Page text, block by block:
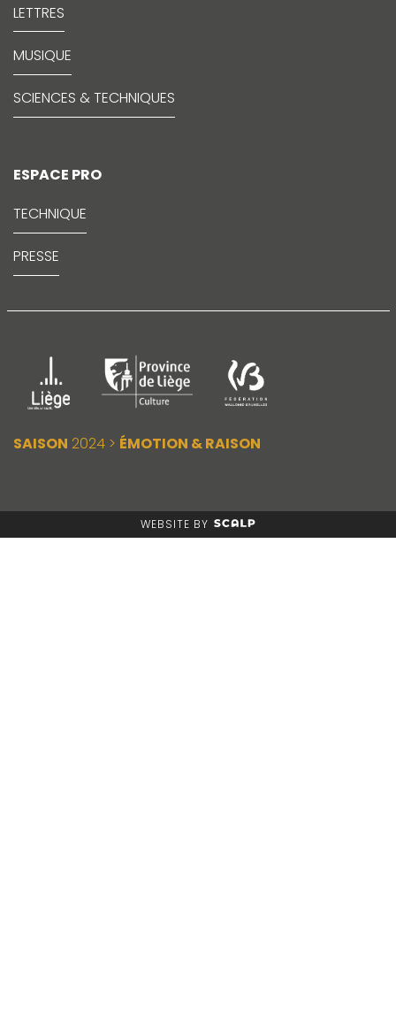
LETTRES
MUSIQUE
SCIENCES & TECHNIQUES
ESPACE PRO
TECHNIQUE
PRESSE
SAISON 2024 > ÉMOTION & RAISON
WEBSITE BY